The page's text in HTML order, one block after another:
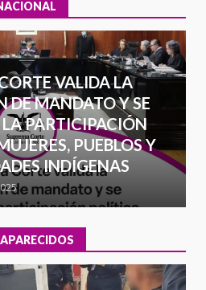
VALIDA LA
DE MANDATO Y SE
PARTICIPACIÓN
PUEBLOS Y
INDÍGENAS